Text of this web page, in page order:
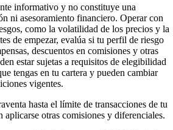
informativo y no constituye una
ni asesoramiento financiero. Operar con
como la volatilidad de los precios y la
de empezar, evalúa si tu perfil de riesgo
descuentos en comisiones y otras
estar sujetas a requisitos de elegibilidad
tengas en tu cartera y pueden cambiar
vigentes.
hasta el límite de transacciones de tu
otras comisiones y diferenciales.